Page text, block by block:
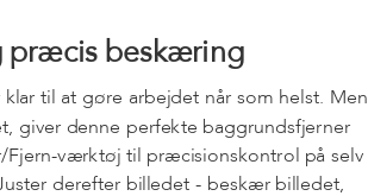
præcis beskæring
til at gøre arbejdet når som helst. Men
giver denne perfekte baggrundsfjerner
Fjern-værktøj til præcisionskontrol på selv
derefter billedet - beskær billedet,